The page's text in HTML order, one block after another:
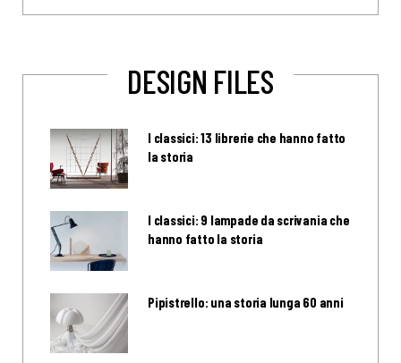
DESIGN FILES
I classici: 13 librerie che hanno fatto
la storia
I classici: 9 lampade da scrivania che
hanno fatto la storia
Pipistrello: una storia lunga 60 anni